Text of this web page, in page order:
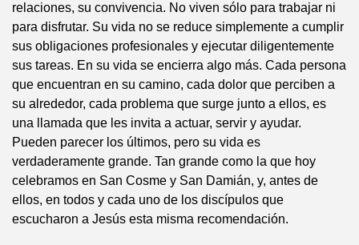
relaciones, su convivencia. No viven sólo para trabajar ni
para disfrutar. Su vida no se reduce simplemente a cumplir
sus obligaciones profesionales y ejecutar diligentemente
sus tareas. En su vida se encierra algo más. Cada persona
que encuentran en su camino, cada dolor que perciben a
su alrededor, cada problema que surge junto a ellos, es
una llamada que les invita a actuar, servir y ayudar.
Pueden parecer los últimos, pero su vida es
verdaderamente grande. Tan grande como la que hoy
celebramos en San Cosme y San Damián, y, antes de
ellos, en todos y cada uno de los discípulos que
escucharon a Jesús esta misma recomendación.